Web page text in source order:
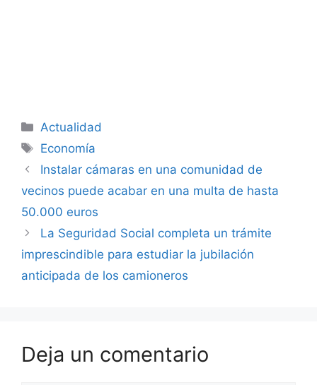
Categorías
Actualidad
Etiquetas
Economía
Instalar cámaras en una comunidad de
vecinos puede acabar en una multa de hasta
50.000 euros
La Seguridad Social completa un trámite
imprescindible para estudiar la jubilación
anticipada de los camioneros
Deja un comentario